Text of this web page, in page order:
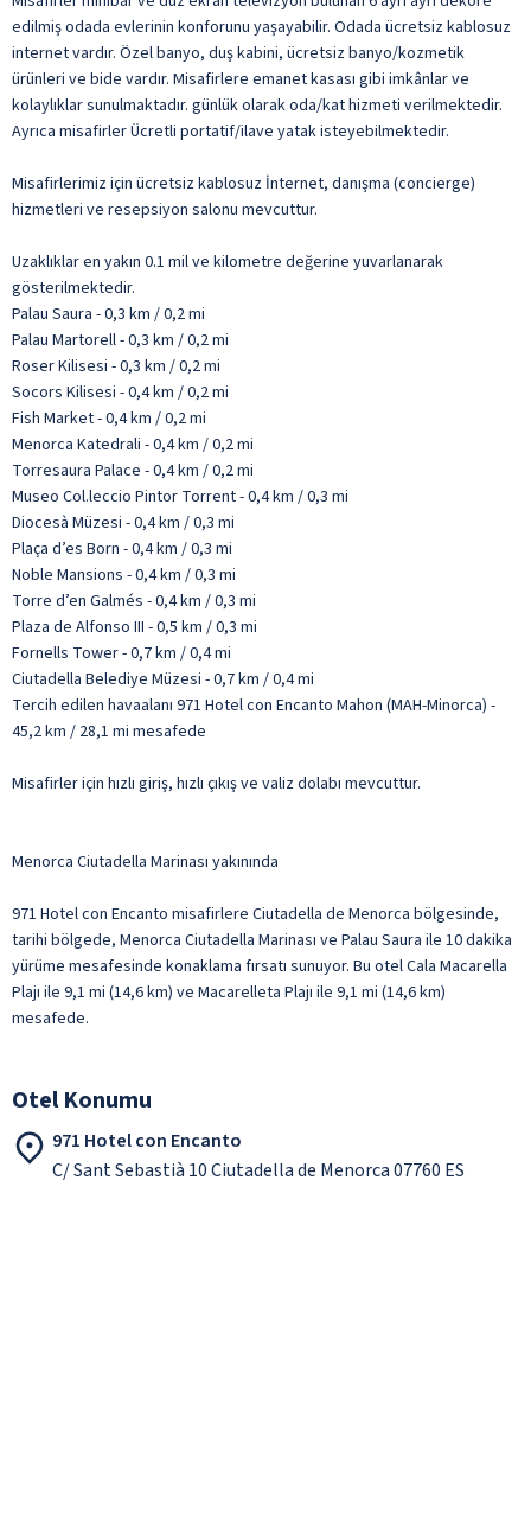
edilmiş odada evlerinin konforunu yaşayabilir. Odada ücretsiz kablosuz
internet vardır. Özel banyo, duş kabini, ücretsiz banyo/kozmetik
ürünleri ve bide vardır. Misafirlere emanet kasası gibi imkânlar ve
kolaylıklar sunulmaktadır. günlük olarak oda/kat hizmeti verilmektedir.
Ayrıca misafirler Ücretli portatif/ilave yatak isteyebilmektedir.
Misafirlerimiz için ücretsiz kablosuz İnternet, danışma (concierge)
hizmetleri ve resepsiyon salonu mevcuttur.
Uzaklıklar en yakın 0.1 mil ve kilometre değerine yuvarlanarak
gösterilmektedir.
Palau Saura - 0,3 km / 0,2 mi
Palau Martorell - 0,3 km / 0,2 mi
Roser Kilisesi - 0,3 km / 0,2 mi
Socors Kilisesi - 0,4 km / 0,2 mi
Fish Market - 0,4 km / 0,2 mi
Menorca Katedrali - 0,4 km / 0,2 mi
Torresaura Palace - 0,4 km / 0,2 mi
Museo Col.leccio Pintor Torrent - 0,4 km / 0,3 mi
Diocesà Müzesi - 0,4 km / 0,3 mi
Plaça d’es Born - 0,4 km / 0,3 mi
Noble Mansions - 0,4 km / 0,3 mi
Torre d’en Galmés - 0,4 km / 0,3 mi
Plaza de Alfonso III - 0,5 km / 0,3 mi
Fornells Tower - 0,7 km / 0,4 mi
Ciutadella Belediye Müzesi - 0,7 km / 0,4 mi
Tercih edilen havaalanı 971 Hotel con Encanto Mahon (MAH-Minorca) -
45,2 km / 28,1 mi mesafede
Misafirler için hızlı giriş, hızlı çıkış ve valiz dolabı mevcuttur.
Menorca Ciutadella Marinası yakınında
971 Hotel con Encanto misafirlere Ciutadella de Menorca bölgesinde,
tarihi bölgede, Menorca Ciutadella Marinası ve Palau Saura ile 10 dakika
yürüme mesafesinde konaklama fırsatı sunuyor. Bu otel Cala Macarella
Plajı ile 9,1 mi (14,6 km) ve Macarelleta Plajı ile 9,1 mi (14,6 km)
mesafede.
Otel Konumu
971 Hotel con Encanto
C/ Sant Sebastià 10 Ciutadella de Menorca 07760 ES